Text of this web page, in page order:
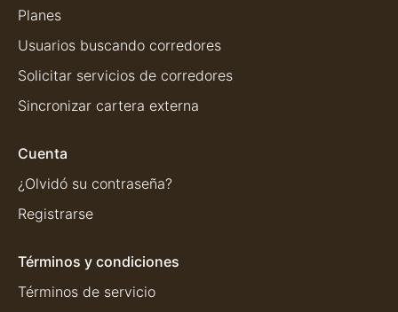
Planes
Usuarios buscando corredores
Solicitar servicios de corredores
Sincronizar cartera externa
Cuenta
¿Olvidó su contraseña?
Registrarse
Términos y condiciones
Términos de servicio